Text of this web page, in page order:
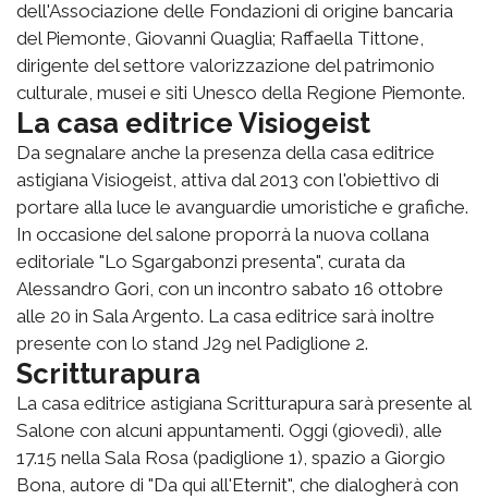
dell'Associazione delle Fondazioni di origine bancaria
del Piemonte, Giovanni Quaglia; Raffaella Tittone,
dirigente del settore valorizzazione del patrimonio
culturale, musei e siti Unesco della Regione Piemonte.
La casa editrice Visiogeist
Da segnalare anche la presenza della casa editrice
astigiana Visiogeist, attiva dal 2013 con l'obiettivo di
portare alla luce le avanguardie umoristiche e grafiche.
In occasione del salone proporrà la nuova collana
editoriale "Lo Sgargabonzi presenta", curata da
Alessandro Gori, con un incontro sabato 16 ottobre
alle 20 in Sala Argento. La casa editrice sarà inoltre
presente con lo stand J29 nel Padiglione 2.
Scritturapura
La casa editrice astigiana Scritturapura sarà presente al
Salone con alcuni appuntamenti. Oggi (giovedì), alle
17.15 nella Sala Rosa (padiglione 1), spazio a Giorgio
Bona, autore di "Da qui all'Eternit", che dialogherà con